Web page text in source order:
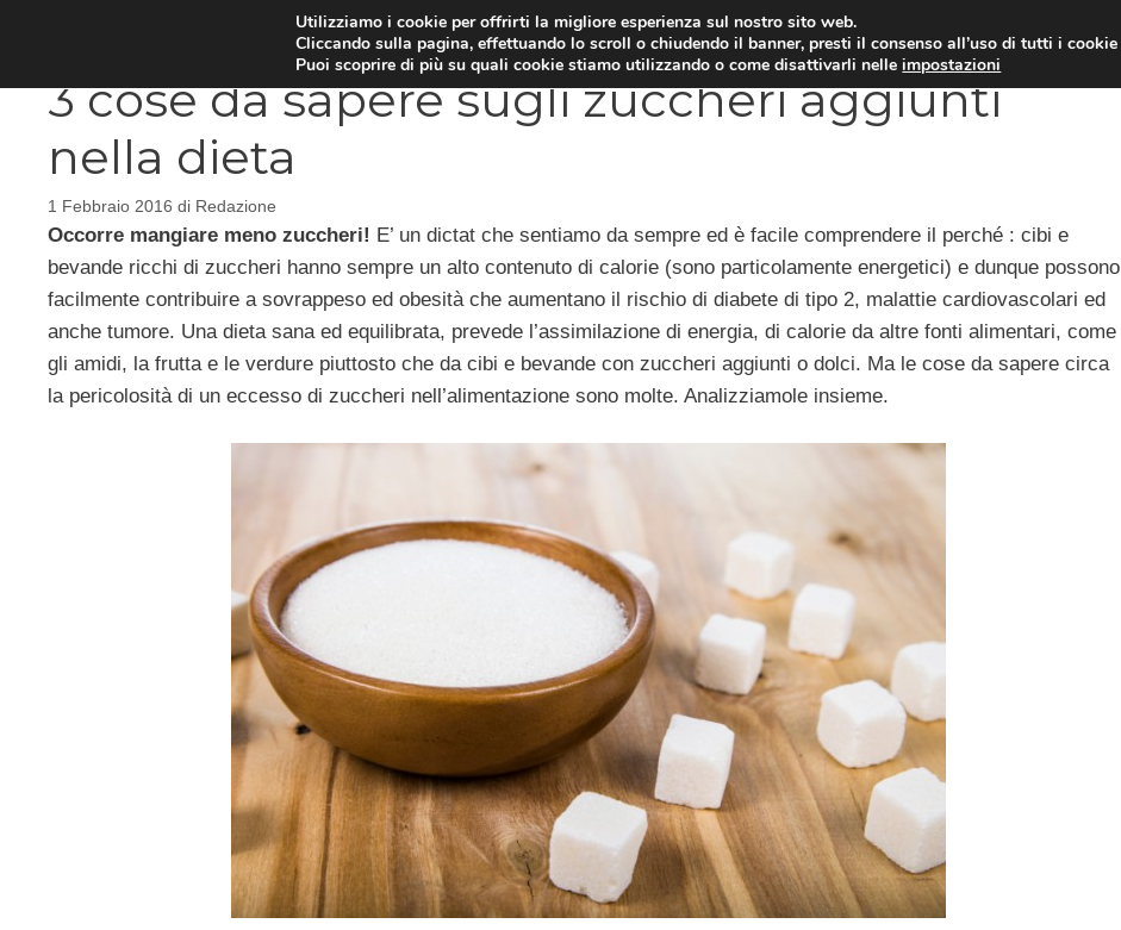
DIETE E METABOLISMO PSICOLOGIA NEUROLOGIA CARDIOLOGIA
3 cose da sapere sugli zuccheri aggiunti
nella dieta
1 Febbraio 2016 di Redazione
Occorre mangiare meno zuccheri! E’ un dictat che sentiamo da sempre ed è facile comprendere il perché : cibi e
bevande ricchi di zuccheri hanno sempre un alto contenuto di calorie (sono particolamente energetici) e dunque possono
facilmente contribuire a sovrappeso ed obesità che aumentano il rischio di diabete di tipo 2, malattie cardiovascolari ed
anche tumore. Una dieta sana ed equilibrata, prevede l’assimilazione di energia, di calorie da altre fonti alimentari, come
gli amidi, la frutta e le verdure piuttosto che da cibi e bevande con zuccheri aggiunti o dolci. Ma le cose da sapere circa
la pericolosità di un eccesso di zuccheri nell’alimentazione sono molte. Analizziamole insieme.
Utilizziamo i cookie per offrirti la migliore esperienza sul nostro sito web.
Cliccando sulla pagina, effettuando lo scroll o chiudendo il banner, presti il consenso all’uso di tutti i cookie
Puoi scoprire di più su quali cookie stiamo utilizzando o come disattivarli nelleimpostazioni